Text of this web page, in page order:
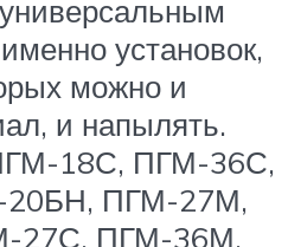
установок,
можно и
и напылять.
18С, ПГМ-36С,
ПГМ-27М,
27С, ПГМ-36М,